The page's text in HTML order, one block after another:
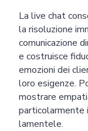
La live chat
la risoluzione
comunicazione
e costruisce
emozioni dei
loro esigenze.
mostrare
particolarmente
lamentele.